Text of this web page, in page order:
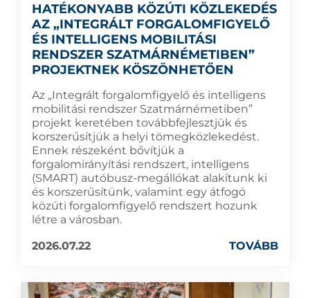
HATÉKONYABB KÖZÚTI KÖZLEKEDÉS
AZ „INTEGRÁLT FORGALOMFIGYELŐ
ÉS INTELLIGENS MOBILITÁSI
RENDSZER SZATMÁRNÉMETIBEN”
PROJEKTNEK KÖSZÖNHETŐEN
Az „Integrált forgalomfigyelő és intelligens
mobilitási rendszer Szatmárnémetiben”
projekt keretében továbbfejlesztjük és
korszerűsítjük a helyi tömegközlekedést.
Ennek részeként bővítjük a
forgalomirányítási rendszert, intelligens
(SMART) autóbusz-megállókat alakítunk ki
és korszerűsítünk, valamint egy átfogó
közúti forgalomfigyelő rendszert hozunk
létre a városban.
2026.07.22
TOVÁBB